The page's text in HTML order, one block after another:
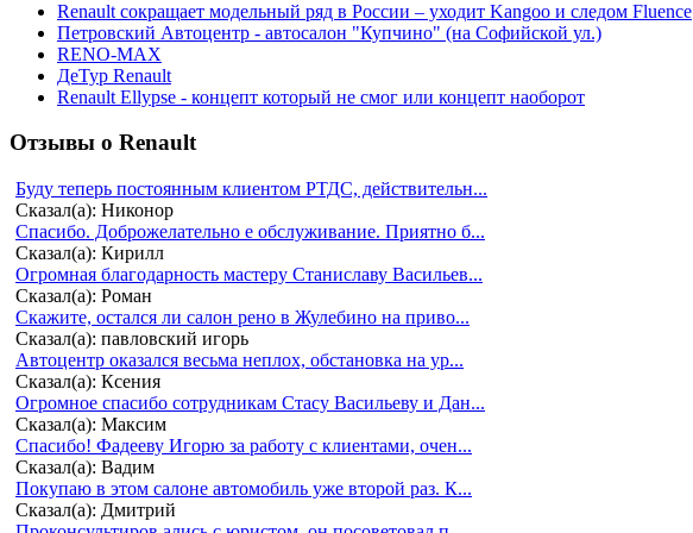
Renault сокращает модельный ряд в России – уходит Kangoo и следом Fluence
Петровский Автоцентр - автосалон "Купчино" (на Софийской ул.)
RENO-MAX
ДеТур Renault
Renault Ellypse - концепт который не смог или концепт наоборот
Отзывы о Renault
Буду теперь постоянным клиентом РТДС, действительн...
Сказал(а): Никонор
Спасибо. Доброжелательно е обслуживание. Приятно б...
Сказал(а): Кирилл
Огромная благодарность мастеру Станиславу Васильев...
Сказал(а): Роман
Скажите, остался ли салон рено в Жулебино на приво...
Сказал(а): павловский игорь
Автоцентр оказался весьма неплох, обстановка на ур...
Сказал(а): Ксения
Огромное спасибо сотрудникам Стасу Васильеву и Дан...
Сказал(а): Максим
Спасибо! Фадееву Игорю за работу с клиентами, очен...
Сказал(а): Вадим
Покупаю в этом салоне автомобиль уже второй раз. К...
Сказал(а): Дмитрий